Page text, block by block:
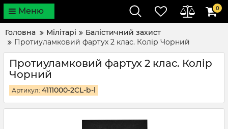
Меню 0
Головна Мілітарі
Балістичний захист
Протиуламковий фартух 2 клас. Колір Чорний
Протиуламковий фартух 2 клас. Колір
Чорний
Артикул: 4111000-2CL-b-l